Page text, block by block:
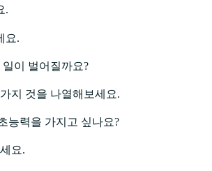
.
요.
이 벌어질까요?
지 것을 나열해보세요.
능력을 가지고 싶나요?
요.